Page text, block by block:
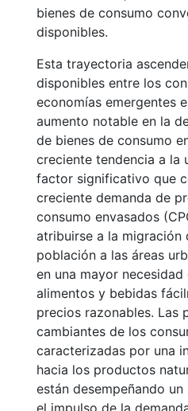
bienes de consumo
disponibles.
Esta trayectoria
disponibles entre los
economías emergentes
aumento notable en la
de bienes de consumo
creciente tendencia a la
factor significativo que
creciente demanda de
consumo envasados
atribuirse a la migración
población a las áreas
en una mayor
alimentos y bebidas
precios razonables. Las
cambiantes de los
caracterizadas por una
hacia los productos
están desempeñando
el impulso de la